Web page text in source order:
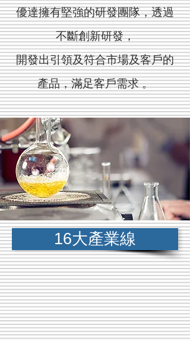
優達擁有堅強的研發團隊，透過
不斷創新研發，
開發出引領及符合市場及客戶的
產品，滿足客戶需求 。
16大產業線